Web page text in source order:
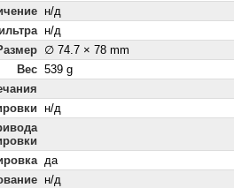
н/д
н/д
∅ 74.7 × 78 mm
Вес 539 g
н/д
да
н/д